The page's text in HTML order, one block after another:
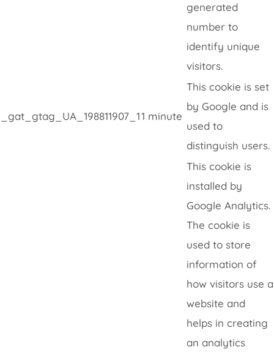
generated
number to
identify unique
visitors.
_gat_gtag_UA_198811907_11 minute
This cookie is set
by Google and is
used to
distinguish users.
This cookie is
installed by
Google Analytics.
The cookie is
used to store
information of
how visitors use a
website and
helps in creating
an analytics